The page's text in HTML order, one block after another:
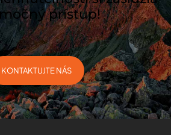
prístup!
KONTAKTUJTE NÁS